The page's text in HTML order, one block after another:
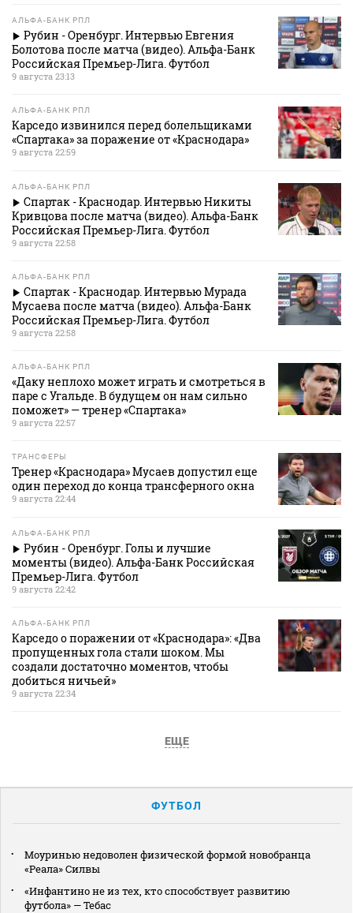
АЛЬФА-БАНК РПЛ
Рубин - Оренбург. Интервью Евгения
Болотова после матча (видео). Альфа-Банк
Российская Премьер-Лига. Футбол
9 августа 23:13
АЛЬФА-БАНК РПЛ
Карседо извинился перед болельщиками
«Спартака» за поражение от «Краснодара»
9 августа 22:59
АЛЬФА-БАНК РПЛ
Спартак - Краснодар. Интервью Никиты
Кривцова после матча (видео). Альфа-Банк
Российская Премьер-Лига. Футбол
9 августа 22:58
АЛЬФА-БАНК РПЛ
Спартак - Краснодар. Интервью Мурада
Мусаева после матча (видео). Альфа-Банк
Российская Премьер-Лига. Футбол
9 августа 22:58
АЛЬФА-БАНК РПЛ
«Даку неплохо может играть и смотреться в
паре с Угальде. В будущем он нам сильно
поможет» — тренер «Спартака»
9 августа 22:57
ТРАНСФЕРЫ
Тренер «Краснодара» Мусаев допустил еще
один переход до конца трансферного окна
9 августа 22:44
АЛЬФА-БАНК РПЛ
Рубин - Оренбург. Голы и лучшие
моменты (видео). Альфа-Банк Российская
Премьер-Лига. Футбол
9 августа 22:42
АЛЬФА-БАНК РПЛ
Карседо о поражении от «Краснодара»: «Два
пропущенных гола стали шоком. Мы
создали достаточно моментов, чтобы
добиться ничьей»
9 августа 22:34
ЕЩЕ
ФУТБОЛ
Моуринью недоволен физической формой новобранца
«Реала» Силвы
«Инфантино не из тех, кто способствует развитию
футбола» — Тебас